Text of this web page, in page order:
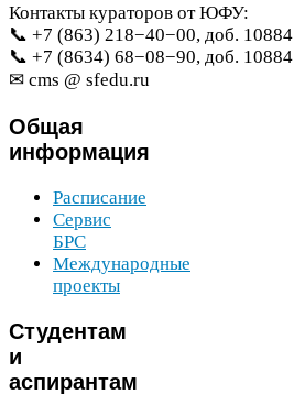
Контакты кураторов отЮФУ:
📞 +7 (863) 218−40−00, доб. 10884
📞 +7 (8634) 68−08−90, доб. 10884
✉ cms @ sfedu​.ru
Общая
информация
Расписание
Сервис
БРС
Международные
проекты
Студентам
и
аспирантам